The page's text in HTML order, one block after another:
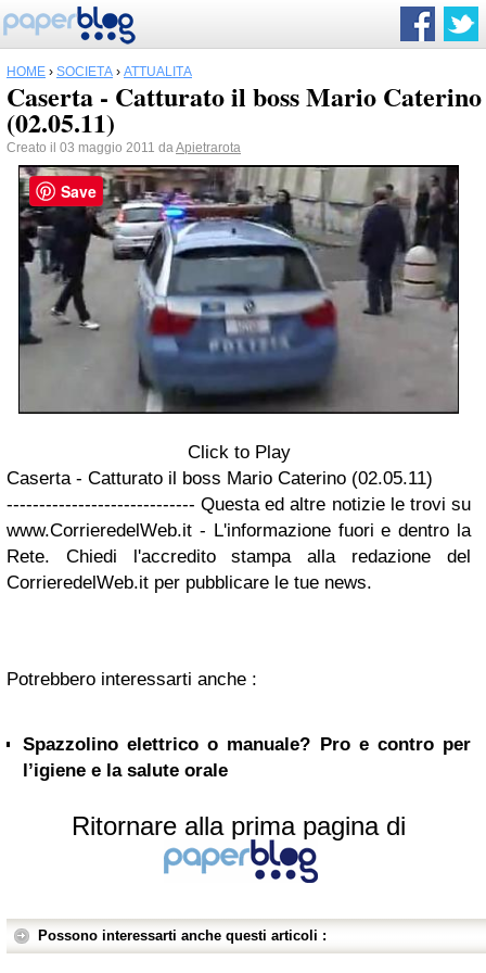
HOME › SOCIETÀ › ATTUALITÀ
Caserta - Catturato il boss Mario Caterino
(02.05.11)
Creato il 03 maggio 2011 daApietrarota
Click to Play
Caserta - Catturato il boss Mario Caterino (02.05.11)
----------------------------- Questa ed altre notizie le trovi su
www.CorrieredelWeb.it - L'informazione fuori e dentro la
Rete. Chiedi l'accredito stampa alla redazione del
CorrieredelWeb.it per pubblicare le tue news.
Potrebbero interessarti anche :
Spazzolino elettrico o manuale? Pro e contro per
l’igiene e la salute orale
Ritornare alla prima pagina di
Possono interessarti anche questi articoli :
Save